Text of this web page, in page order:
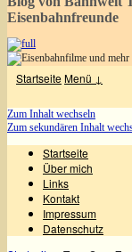
Eisenbahnfreunde
StartseiteMenü ↓
Zum Inhalt wechseln
Zum sekundären Inhalt
Startseite
Über mich
Links
Kontakt
Impressum
Datenschutz